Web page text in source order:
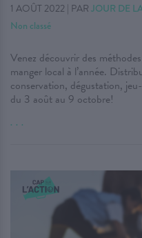
1 AOÛT 2022 | PAR JOUR DE
Non classé
Venez découvrir des
manger local à l’année.
conservation, dégustation,
du 3 août au 9 octobre!
. . .